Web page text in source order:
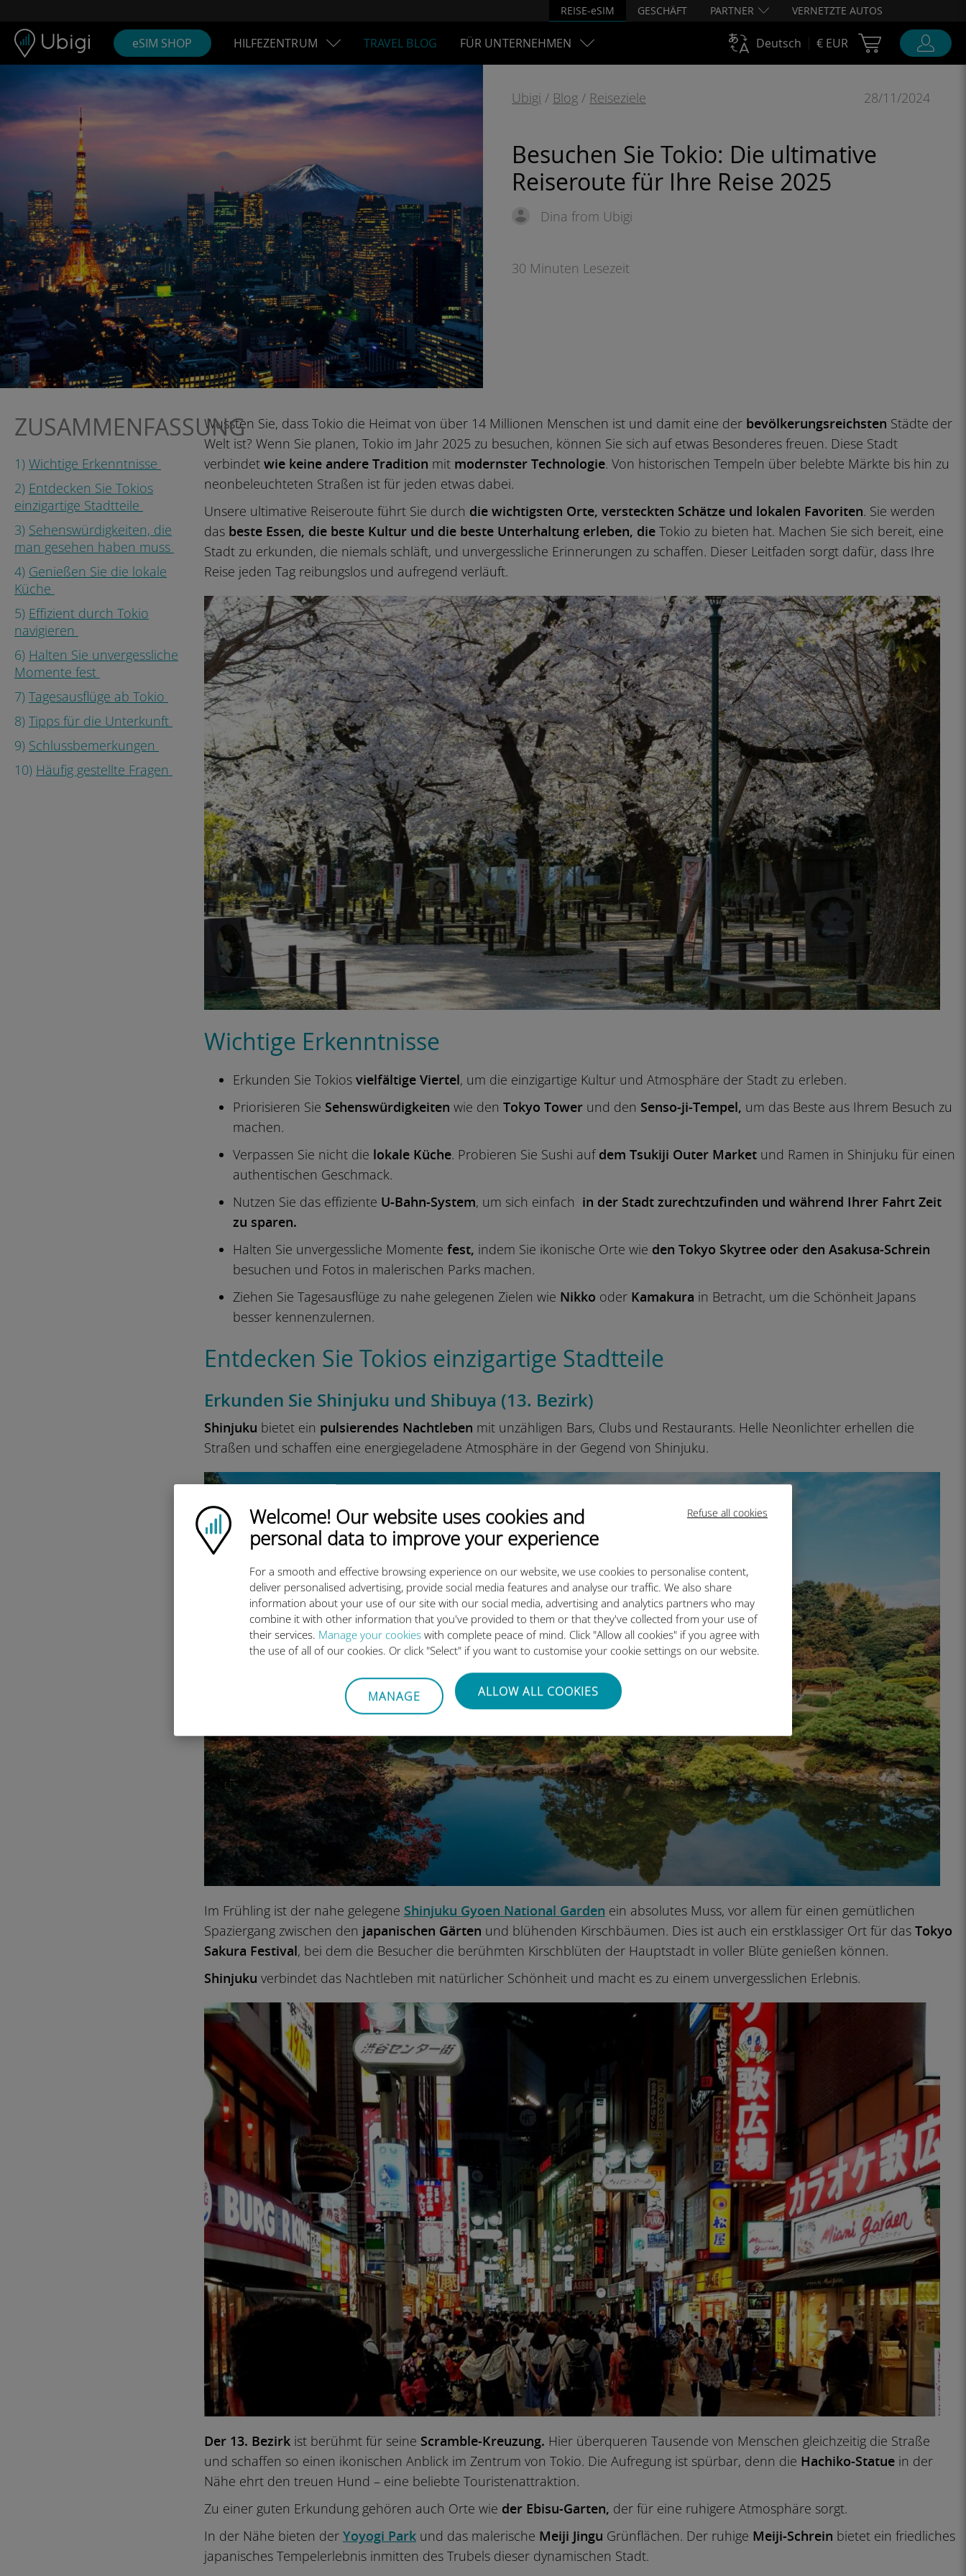
Refuse all cookies
Ubigi logo
Welcome! Our website uses cookies and
personal data to improve your experience
For a smooth and effective browsing experience on our website, we use cookies to personalise content,
deliver personalised advertising, provide social media features and analyse our traffic. We also share
information about your use of our site with our social media, advertising and analytics partners who may
combine it with other information that you've provided to them or that they've collected from your use of
their services. Manage your cookies with complete peace of mind. Click "Allow all cookies" if you agree with
the use of all of our cookies. Or click "Select" if you want to customise your cookie settings on our website.
MANAGE ALLOW ALL COOKIES
REISE-eSIM GESCHÄFT PARTNER VERNETZTE AUTOS
eSIM SHOP HILFEZENTRUM TRAVEL BLOG FÜR UNTERNEHMEN Deutsch € EUR Cart Ubigi
Ubigi / Blog / Reiseziele 28/11/2024
Besuchen Sie Tokio: Die ultimative
Reiseroute für Ihre Reise 2025
Dina from Ubigi
30 Minuten Lesezeit
ZUSAMMENFASSUNG
1) Wichtige Erkenntnisse
2) Entdecken Sie Tokios
einzigartige Stadtteile
3) Sehenswürdigkeiten, die
man gesehen haben muss
4) Genießen Sie die lokale
Küche
5) Effizient durch Tokio
navigieren
6) Halten Sie unvergessliche
Momente fest
7) Tagesausflüge ab Tokio
8) Tipps für die Unterkunft
9) Schlussbemerkungen
10) Häufig gestellte Fragen
Wussten Sie, dass Tokio die Heimat von über 14 Millionen Menschen ist und damit eine der bevölkerungsreichsten Städte der
Welt ist? Wenn Sie planen, Tokio im Jahr 2025 zu besuchen, können Sie sich auf etwas Besonderes freuen. Diese Stadt
verbindet wie keine andere Tradition mit modernster Technologie. Von historischen Tempeln über belebte Märkte bis hin zu
neonbeleuchteten Straßen ist für jeden etwas dabei.
Unsere ultimative Reiseroute führt Sie durch die wichtigsten Orte, versteckten Schätze und lokalen Favoriten. Sie werden
das beste Essen, die beste Kultur und die beste Unterhaltung erleben, die Tokio zu bieten hat. Machen Sie sich bereit, eine
Stadt zu erkunden, die niemals schläft, und unvergessliche Erinnerungen zu schaffen. Dieser Leitfaden sorgt dafür, dass Ihre
Reise jeden Tag reibungslos und aufregend verläuft.
Wichtige Erkenntnisse
Erkunden Sie Tokios vielfältige Viertel, um die einzigartige Kultur und Atmosphäre der Stadt zu erleben.
Priorisieren Sie Sehenswürdigkeiten wie den Tokyo Towerund den Senso-ji-Tempel, um das Beste aus Ihrem Besuch zu
machen.
Verpassen Sie nicht die lokale Küche. Probieren Sie Sushi aufdem Tsukiji Outer Marketund Ramen in Shinjuku für einen
authentischen Geschmack.
Nutzen Sie das effiziente U-Bahn-System, um sich einfach in der Stadt zurechtzufinden und während Ihrer Fahrt Zeit
zu sparen.
Halten Sie unvergessliche Momente fest, indem Sie ikonische Orte wie den Tokyo Skytree oder den Asakusa-Schrein
besuchen und Fotos in malerischen Parks machen.
Ziehen Sie Tagesausflüge zu nahe gelegenen Zielen wie Nikko oder Kamakura in Betracht, um die Schönheit Japans
besser kennenzulernen.
Entdecken Sie Tokios einzigartige Stadtteile
Erkunden Sie Shinjuku und Shibuya (13. Bezirk)
Shinjuku bietet ein pulsierendes Nachtleben mit unzähligen Bars, Clubs und Restaurants. Helle Neonlichter erhellen die
Straßen und schaffen eine energiegeladene Atmosphäre in der Gegend von Shinjuku.
Im Frühling ist der nahe gelegene Shinjuku Gyoen National Garden ein absolutes Muss, vor allem für einen gemütlichen
Spaziergang zwischen den japanischen Gärten und blühenden Kirschbäumen. Dies ist auch ein erstklassiger Ort für das Tokyo
Sakura Festival, bei dem die Besucher die berühmten Kirschblüten der Hauptstadt in voller Blüte genießen können.
Shinjuku verbindet das Nachtleben mit natürlicher Schönheit und macht es zu einem unvergesslichen Erlebnis.
Der 13. Bezirkist berühmt für seine Scramble-Kreuzung. Hier überqueren Tausende von Menschen gleichzeitig die Straße
und schaffen so einen ikonischen Anblick im Zentrum von Tokio. Die Aufregung ist spürbar, denn die Hachiko-Statuein der
Nähe ehrt den treuen Hund – eine beliebte Touristenattraktion.
Zu einer guten Erkundung gehören auch Orte wie der Ebisu-Garten, der für eine ruhigere Atmosphäre sorgt.
In der Nähe bieten der Yoyogi Parkund das malerische Meiji Jingu Grünflächen. Der ruhige Meiji-Schrein bietet ein friedliches
japanisches Tempelerlebnis inmitten des Trubels dieser dynamischen Stadt.